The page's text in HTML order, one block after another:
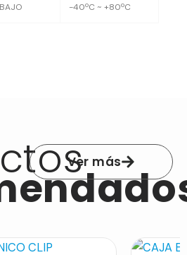
-40ºC ~ +80ºC
Ver más